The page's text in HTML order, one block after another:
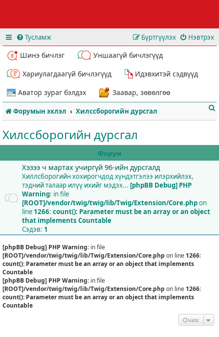
Тусламж Нэвтрэх
Бүртгүүлэх
Шинэ бичлэг
Уншаагүй бичлэгүүд
Хариулагдаагүй бичлэгүүд
Идэвхитэй сэдвүүд
Аватор зураг бэлдэх
Заавар, зөвөлгөө
Форумын эхлэл Хилссборогийн дурсгал
Хилссборогийн дурсгал
Форум
Хэзээ ч мартах учиргүй 96-ийн дурсгалд
Хиллсборогийн хохирогчдод хүндэтгэлээ илэрхийлэх,
тэдний талаар илүү ихийг мэдэх... [phpBB Debug] PHP
Warning: in file
[ROOT]/vendor/twig/twig/lib/Twig/Extension/Core.phpon
line 1266: count(): Parameter must be an array or an object
that implements Countable
Сэдэв: 1
[phpBB Debug] PHP Warning: in file
[ROOT]/vendor/twig/twig/lib/Twig/Extension/Core.php on line 1266:
count(): Parameter must be an array or an object that implements
Countable
[phpBB Debug] PHP Warning: in file
[ROOT]/vendor/twig/twig/lib/Twig/Extension/Core.php on line 1266:
count(): Parameter must be an array or an object that implements
Countable
Очих